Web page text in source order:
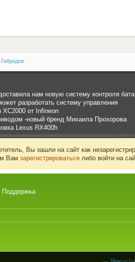
нам новую систему контроля
разработать систему управления
XC2000 от Infineon
-новый бренд Михаила Прохорова
Lexus RХ400h
Вы зашли на сайт как
Вам зарегистрироваться либо войти на
Поддержка